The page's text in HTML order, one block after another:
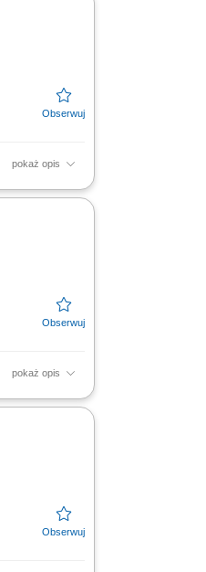
pokaż opis
pokaż opis